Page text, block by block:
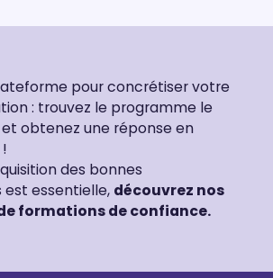
pour concrétiser votre
: trouvez le programme le
obtenez une réponse en
des bonnes
essentielle, découvrez nos
formations de confiance.